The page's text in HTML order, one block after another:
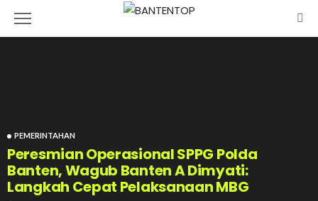
PEMERINTAHAN
Peresmian Operasional SPPG Polda
Banten, Wagub Banten A Dimyati:
Langkah Cepat Pelaksanaan MBG